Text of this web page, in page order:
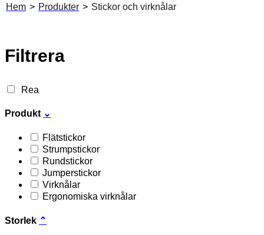
Hem > Produkter > Stickor och virknålar
Filtrera
Rea
Produkt ⌄
Flätstickor
Strumpstickor
Rundstickor
Jumperstickor
Virknålar
Ergonomiska virknålar
Storlek ⌃